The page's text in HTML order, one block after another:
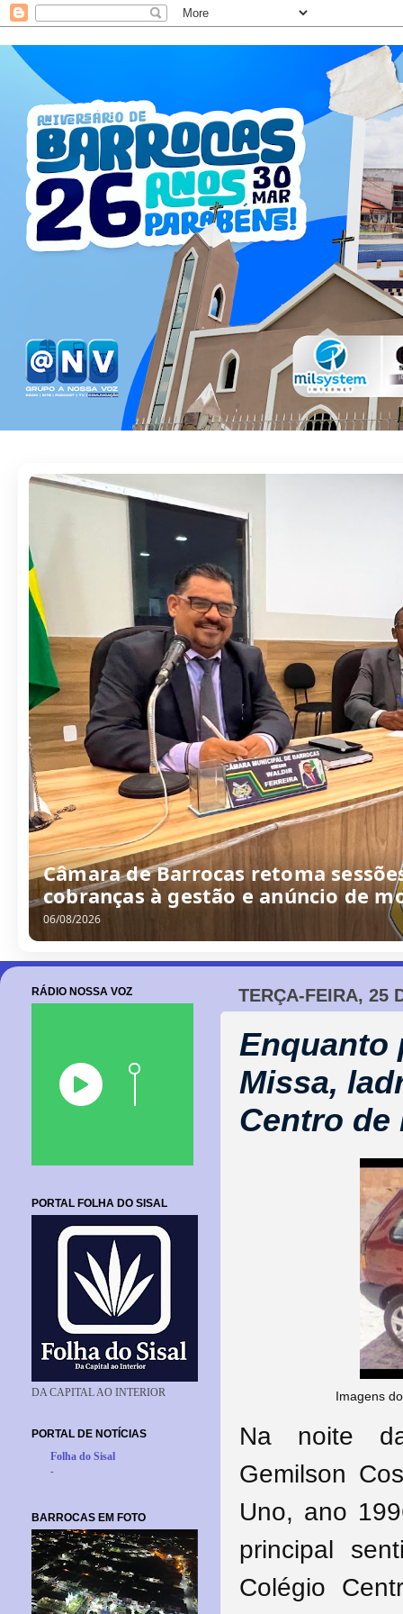
Câmara de Barrocas retoma
cobranças à gestão e anúncio de
06/08/2026
TERÇA-FEIRA, 25
Enquanto
Missa,
Centro de
Imagens
Na noite
Gemilson
Uno, ano
principal
Colégio
RÁDIO NOSSA VOZ
PORTAL FOLHA DO SISAL
DA CAPITAL AO INTERIOR
PORTAL DE NOTÍCIAS
Folha do Sisal
-
BARROCAS EM FOTO